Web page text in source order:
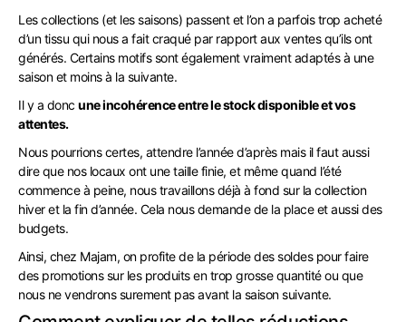
Les collections (et les saisons) passent et l’on a parfois trop acheté
d’un tissu qui nous a fait craqué par rapport aux ventes qu’ils ont
générés. Certains motifs sont également vraiment adaptés à une
saison et moins à la suivante.
Il y a donc une incohérence entre le stock disponible et vos
attentes.
Nous pourrions certes, attendre l’année d’après mais il faut aussi
dire que nos locaux ont une taille finie, et même quand l’été
commence à peine, nous travaillons déjà à fond sur la collection
hiver et la fin d’année. Cela nous demande de la place et aussi des
budgets.
Ainsi, chez Majam, on profite de la période des soldes pour faire
des promotions sur les produits en trop grosse quantité ou que
nous ne vendrons surement pas avant la saison suivante.